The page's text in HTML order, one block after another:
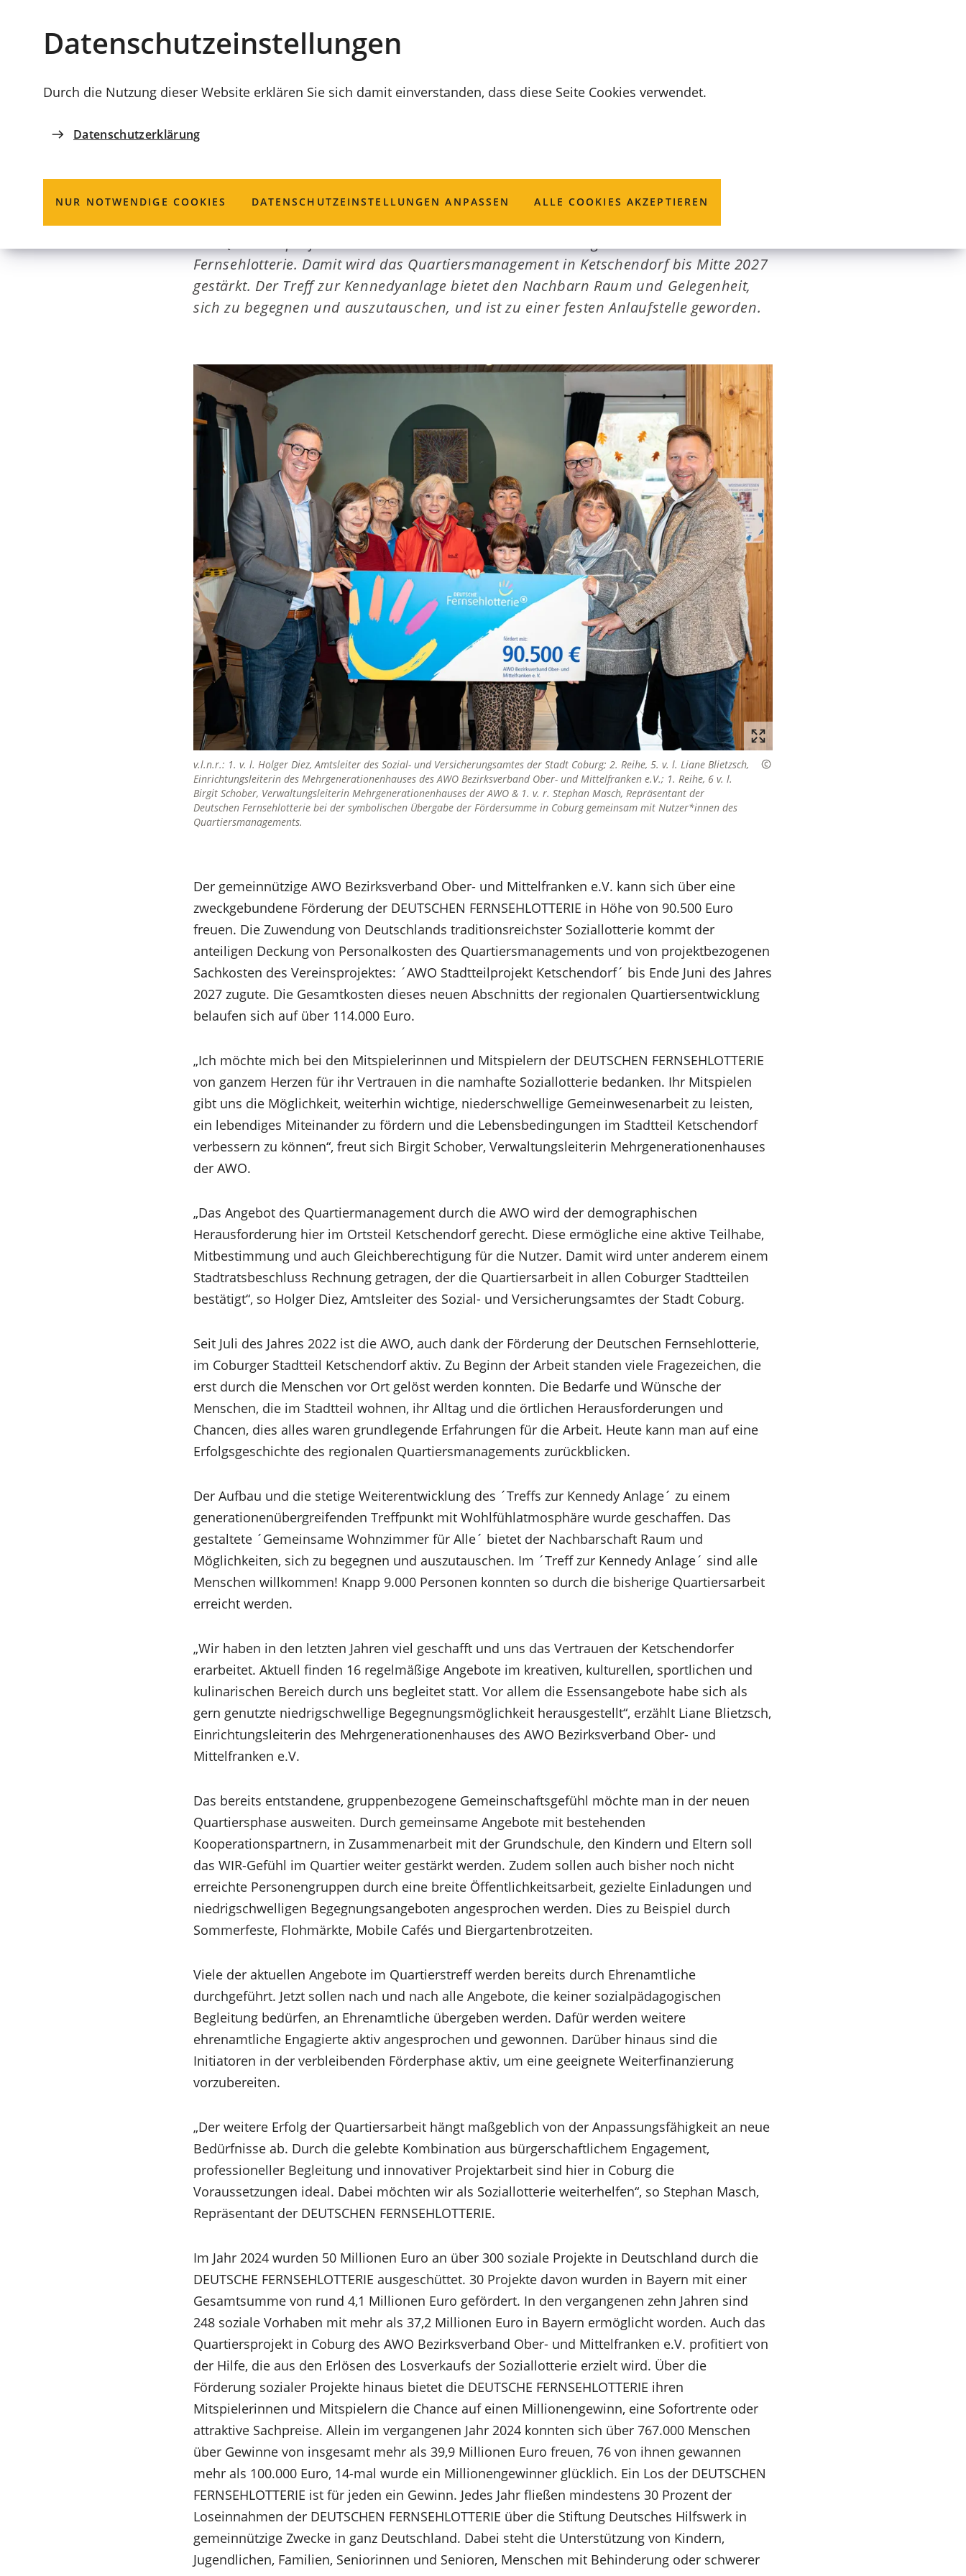
Datenschutz­einstellungen
Durch die Nutzung dieser Website erklären Sie sich damit einverstanden, dass diese Seite Cookies verwendet.
Datenschutzerklärung
NUR NOTWENDIGE COOKIES DATENSCHUTZ­EINSTELLUNGEN ANPASSEN ALLE COOKIES AKZEPTIEREN
Coburg
KETSCHENDORF
Quartiersprojekt geht in die Verlängerung
Fernsehlotterie. Damit wird das Quartiersmanagement in Ketschendorf bis Mitte 2027
gestärkt. Der Treff zur Kennedyanlage bietet den Nachbarn Raum und Gelegenheit,
sich zu begegnen und auszutauschen, und ist zu einer festen Anlaufstelle geworden.
v.l.n.r.: 1. v. l. Holger Diez, Amtsleiter des Sozial- und Versicherungsamtes der Stadt Coburg; 2. Reihe, 5. v. l. Liane Blietzsch,
Einrichtungsleiterin des Mehrgenerationenhauses des AWO Bezirksverband Ober- und Mittelfranken e.V.; 1. Reihe, 6 v. l.
Birgit Schober, Verwaltungsleiterin Mehrgenerationenhauses der AWO & 1. v. r. Stephan Masch, Repräsentant der
Deutschen Fernsehlotterie bei der symbolischen Übergabe der Fördersumme in Coburg gemeinsam mit Nutzer*innen des
Quartiersmanagements.
Der gemeinnützige AWO Bezirksverband Ober- und Mittelfranken e.V. kann sich über eine
zweckgebundene Förderung der DEUTSCHEN FERNSEHLOTTERIE in Höhe von 90.500 Euro
freuen. Die Zuwendung von Deutschlands traditionsreichster Soziallotterie kommt der
anteiligen Deckung von Personalkosten des Quartiersmanagements und von projektbezogenen
Sachkosten des Vereinsprojektes: ´AWO Stadtteilprojekt Ketschendorf´ bis Ende Juni des Jahres
2027 zugute. Die Gesamtkosten dieses neuen Abschnitts der regionalen Quartiersentwicklung
belaufen sich auf über 114.000 Euro.
„Ich möchte mich bei den Mitspielerinnen und Mitspielern der DEUTSCHEN FERNSEHLOTTERIE
von ganzem Herzen für ihr Vertrauen in die namhafte Soziallotterie bedanken. Ihr Mitspielen
gibt uns die Möglichkeit, weiterhin wichtige, niederschwellige Gemeinwesenarbeit zu leisten,
ein lebendiges Miteinander zu fördern und die Lebensbedingungen im Stadtteil Ketschendorf
verbessern zu können“, freut sich Birgit Schober, Verwaltungsleiterin Mehrgenerationenhauses
der AWO.
„Das Angebot des Quartiermanagement durch die AWO wird der demographischen
Herausforderung hier im Ortsteil Ketschendorf gerecht. Diese ermögliche eine aktive Teilhabe,
Mitbestimmung und auch Gleichberechtigung für die Nutzer. Damit wird unter anderem einem
Stadtratsbeschluss Rechnung getragen, der die Quartiersarbeit in allen Coburger Stadtteilen
bestätigt“, so Holger Diez, Amtsleiter des Sozial- und Versicherungsamtes der Stadt Coburg.
Seit Juli des Jahres 2022 ist die AWO, auch dank der Förderung der Deutschen Fernsehlotterie,
im Coburger Stadtteil Ketschendorf aktiv. Zu Beginn der Arbeit standen viele Fragezeichen, die
erst durch die Menschen vor Ort gelöst werden konnten. Die Bedarfe und Wünsche der
Menschen, die im Stadtteil wohnen, ihr Alltag und die örtlichen Herausforderungen und
Chancen, dies alles waren grundlegende Erfahrungen für die Arbeit. Heute kann man auf eine
Erfolgsgeschichte des regionalen Quartiersmanagements zurückblicken.
Der Aufbau und die stetige Weiterentwicklung des ´Treffs zur Kennedy Anlage´ zu einem
generationenübergreifenden Treffpunkt mit Wohlfühlatmosphäre wurde geschaffen. Das
gestaltete ´Gemeinsame Wohnzimmer für Alle´ bietet der Nachbarschaft Raum und
Möglichkeiten, sich zu begegnen und auszutauschen. Im ´Treff zur Kennedy Anlage´ sind alle
Menschen willkommen! Knapp 9.000 Personen konnten so durch die bisherige Quartiersarbeit
erreicht werden.
„Wir haben in den letzten Jahren viel geschafft und uns das Vertrauen der Ketschendorfer
erarbeitet. Aktuell finden 16 regelmäßige Angebote im kreativen, kulturellen, sportlichen und
kulinarischen Bereich durch uns begleitet statt. Vor allem die Essensangebote habe sich als
gern genutzte niedrigschwellige Begegnungsmöglichkeit herausgestellt“, erzählt Liane Blietzsch,
Einrichtungsleiterin des Mehrgenerationenhauses des AWO Bezirksverband Ober- und
Mittelfranken e.V.
Das bereits entstandene, gruppenbezogene Gemeinschaftsgefühl möchte man in der neuen
Quartiersphase ausweiten. Durch gemeinsame Angebote mit bestehenden
Kooperationspartnern, in Zusammenarbeit mit der Grundschule, den Kindern und Eltern soll
das WIR-Gefühl im Quartier weiter gestärkt werden. Zudem sollen auch bisher noch nicht
erreichte Personengruppen durch eine breite Öffentlichkeitsarbeit, gezielte Einladungen und
niedrigschwelligen Begegnungsangeboten angesprochen werden. Dies zu Beispiel durch
Sommerfeste, Flohmärkte, Mobile Cafés und Biergartenbrotzeiten.
Viele der aktuellen Angebote im Quartierstreff werden bereits durch Ehrenamtliche
durchgeführt. Jetzt sollen nach und nach alle Angebote, die keiner sozialpädagogischen
Begleitung bedürfen, an Ehrenamtliche übergeben werden. Dafür werden weitere
ehrenamtliche Engagierte aktiv angesprochen und gewonnen. Darüber hinaus sind die
Initiatoren in der verbleibenden Förderphase aktiv, um eine geeignete Weiterfinanzierung
vorzubereiten.
„Der weitere Erfolg der Quartiersarbeit hängt maßgeblich von der Anpassungsfähigkeit an neue
Bedürfnisse ab. Durch die gelebte Kombination aus bürgerschaftlichem Engagement,
professioneller Begleitung und innovativer Projektarbeit sind hier in Coburg die
Voraussetzungen ideal. Dabei möchten wir als Soziallotterie weiterhelfen“, so Stephan Masch,
Repräsentant der DEUTSCHEN FERNSEHLOTTERIE.
Im Jahr 2024 wurden 50 Millionen Euro an über 300 soziale Projekte in Deutschland durch die
DEUTSCHE FERNSEHLOTTERIE ausgeschüttet. 30 Projekte davon wurden in Bayern mit einer
Gesamtsumme von rund 4,1 Millionen Euro gefördert. In den vergangenen zehn Jahren sind
248 soziale Vorhaben mit mehr als 37,2 Millionen Euro in Bayern ermöglicht worden. Auch das
Quartiersprojekt in Coburg des AWO Bezirksverband Ober- und Mittelfranken e.V. profitiert von
der Hilfe, die aus den Erlösen des Losverkaufs der Soziallotterie erzielt wird. Über die
Förderung sozialer Projekte hinaus bietet die DEUTSCHE FERNSEHLOTTERIE ihren
Mitspielerinnen und Mitspielern die Chance auf einen Millionengewinn, eine Sofortrente oder
attraktive Sachpreise. Allein im vergangenen Jahr 2024 konnten sich über 767.000 Menschen
über Gewinne von insgesamt mehr als 39,9 Millionen Euro freuen, 76 von ihnen gewannen
mehr als 100.000 Euro, 14-mal wurde ein Millionengewinner glücklich. Ein Los der DEUTSCHEN
FERNSEHLOTTERIE ist für jeden ein Gewinn. Jedes Jahr fließen mindestens 30 Prozent der
Loseinnahmen der DEUTSCHEN FERNSEHLOTTERIE über die Stiftung Deutsches Hilfswerk in
gemeinnützige Zwecke in ganz Deutschland. Dabei steht die Unterstützung von Kindern,
Jugendlichen, Familien, Seniorinnen und Senioren, Menschen mit Behinderung oder schwerer